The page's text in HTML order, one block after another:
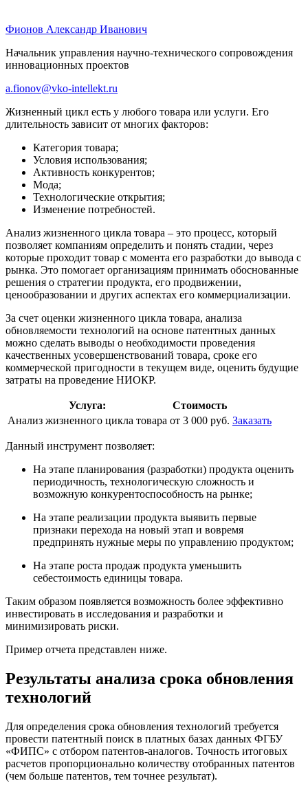
Фионов Александр Иванович
Начальник управления научно-технического сопровождения
инновационных проектов
a.fionov@vko-intellekt.ru
Жизненный цикл есть у любого товара или услуги. Его
длительность зависит от многих факторов:
Категория товара;
Условия использования;
Активность конкурентов;
Мода;
Технологические открытия;
Изменение потребностей.
Анализ жизненного цикла товара – это процесс, который
позволяет компаниям определить и понять стадии, через
которые проходит товар с момента его разработки до вывода с
рынка. Это помогает организациям принимать обоснованные
решения о стратегии продукта, его продвижении,
ценообразовании и других аспектах его коммерциализации.
За счет оценки жизненного цикла товара, анализа
обновляемости технологий на основе патентных данных
можно сделать выводы о необходимости проведения
качественных усовершенствований товара, сроке его
коммерческой пригодности в текущем виде, оценить будущие
затраты на проведение НИОКР.
Услуга:
Стоимость
Анализ жизненного цикла товара от 3 000 руб. Заказать
Данный инструмент позволяет:
На этапе планирования (разработки) продукта оценить
периодичность, технологическую сложность и
возможную конкурентоспособность на рынке;
На этапе реализации продукта выявить первые
признаки перехода на новый этап и вовремя
предпринять нужные меры по управлению продуктом;
На этапе роста продаж продукта уменьшить
себестоимость единицы товара.
Таким образом появляется возможность более эффективно
инвестировать в исследования и разработки и
минимизировать риски.
Пример отчета представлен ниже.
Результаты анализа срока обновления
технологий
Для определения срока обновления технологий требуется
провести патентный поиск в платных базах данных ФГБУ
«ФИПС» с отбором патентов-аналогов. Точность итоговых
расчетов пропорционально количеству отобранных патентов
(чем больше патентов, тем точнее результат).